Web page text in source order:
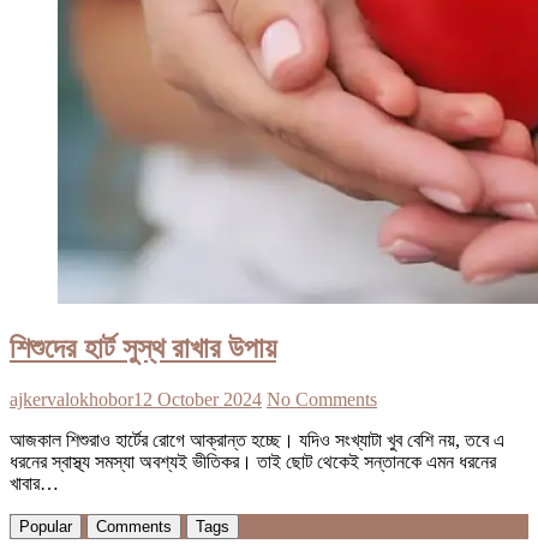
শিশুদের হার্ট সুস্থ রাখার উপায়
ajkervalokhobor12 October 2024 No Comments
আজকাল শিশুরাও হার্টের রোগে আক্রান্ত হচ্ছে। যদিও সংখ্যাটা খুব বেশি নয়, তবে এ
ধরনের স্বাস্থ্য সমস্যা অবশ্যই ভীতিকর। তাই ছোট থেকেই সন্তানকে এমন ধরনের
খাবার…
Popular Comments Tags